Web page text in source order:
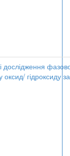
дослідження
оксид/ гідроксиду